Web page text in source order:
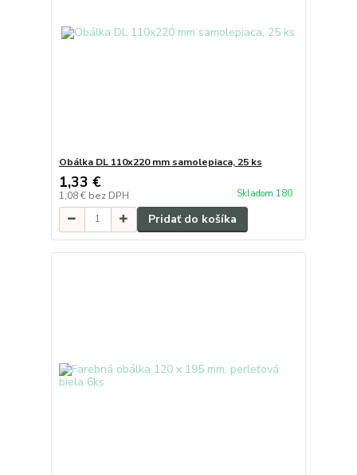
Obálka DL 110x220 mm samolepiaca, 25 ks
1,33 €
1,08 € bez DPH Skladom 180
Pridať do košíka